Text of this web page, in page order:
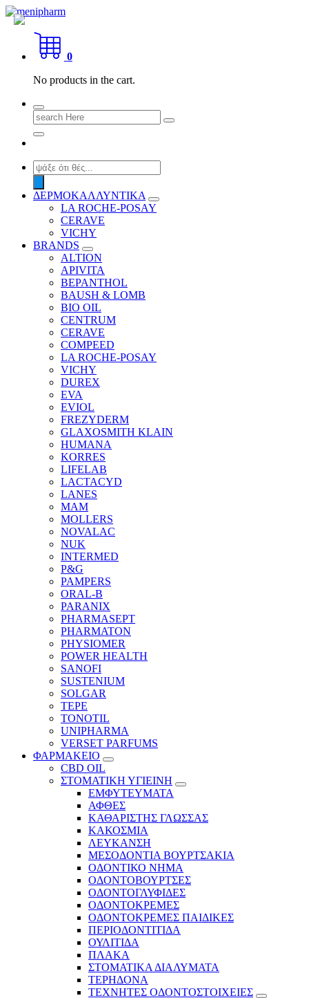
Skip
content
shop 2 easily
0
No products in the cart.
Search
for:
Products
search
ΔΕΡΜΟΚΑΛΛΥΝΤΙΚΑ
LA ROCHE-POSAY
CERAVE
VICHY
BRANDS
ALTION
APIVITA
BEPANTHOL
BAUSH & LOMB
BIO OIL
CENTRUM
CERAVE
COMPEED
LA ROCHE-POSAY
VICHY
DUREX
EVA
EVIOL
FREZYDERM
GLAXOSMITH KLAIN
HUMANA
KORRES
LIFELAB
LACTACYD
LANES
MAM
MOLLERS
NOVALAC
NUK
INTERMED
P&G
PAMPERS
ORAL-B
PARANIX
PHARMASEPT
PHARMATON
PHYSIOMER
POWER HEALTH
SANOFI
SUSTENIUM
SOLGAR
TEPE
TONOTIL
UNIPHARMA
VERSET PARFUMS
ΦΑΡΜΑΚΕΙΟ
CBD OIL
ΣΤΟΜΑΤΙΚΗ ΥΓΙΕΙΝΗ
ΕΜΦΥΤΕΥΜΑΤΑ
ΑΦΘΕΣ
ΚΑΘΑΡΙΣΤΗΣ ΓΛΩΣΣΑΣ
ΚΑΚΟΣΜΙΑ
ΛΕΥΚΑΝΣΗ
ΜΕΣΟΔΟΝΤΙΑ ΒΟΥΡΤΣΑΚΙΑ
ΟΔΟΝΤΙΚΟ ΝΗΜΑ
ΟΔΟΝΤΟΒΟΥΡΤΣΕΣ
ΟΔΟΝΤΟΓΛΥΦΙΔΕΣ
ΟΔΟΝΤΟΚΡΕΜΕΣ
ΟΔΟΝΤΟΚΡΕΜΕΣ ΠΑΙΔΙΚΕΣ
ΠΕΡΙΟΔΟΝΤΙΤΙΔΑ
ΟΥΛΙΤΙΔΑ
ΠΛΑΚΑ
ΣΤΟΜΑΤΙΚΑ ΔΙΑΛΥΜΑΤΑ
ΤΕΡΗΔΟΝΑ
ΤΕΧΝΗΤΕΣ ΟΔΟΝΤΟΣΤΟΙΧΕΙΕΣ